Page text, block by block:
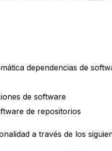
dependencias de
de software
de repositorios
a través de los